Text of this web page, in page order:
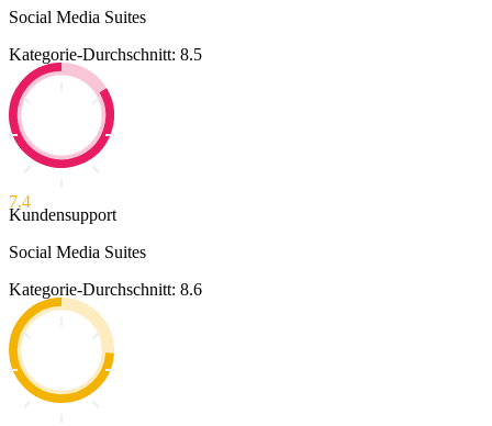
Social Media Suites
Kategorie-Durchschnitt: 8.5
7.4
Kundensupport
Social Media Suites
Kategorie-Durchschnitt: 8.6